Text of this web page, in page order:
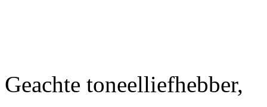
Geachte toneelliefhebber,